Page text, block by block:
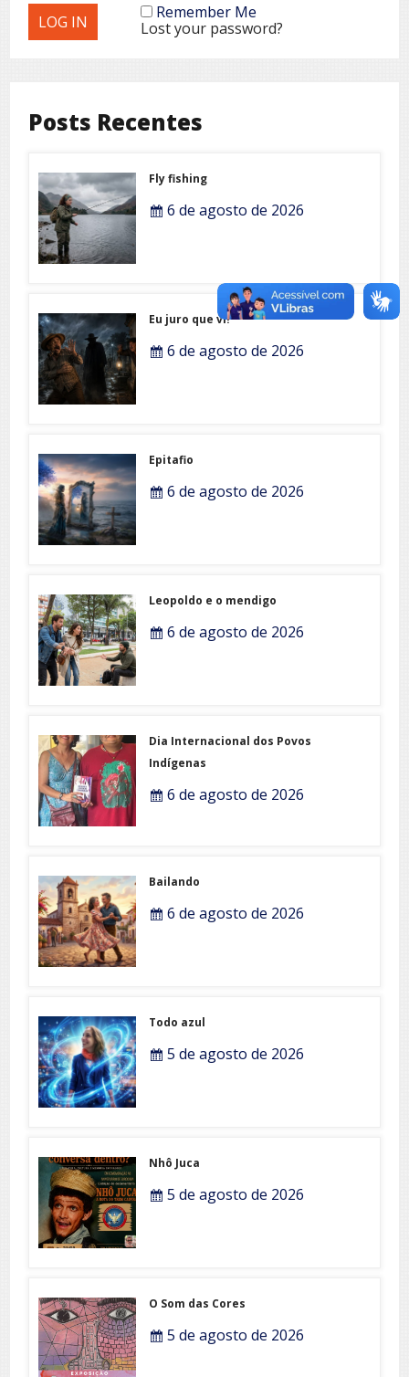
Remember Me
Lost your password?
Posts Recentes
Fly fishing
6 de agosto de 2026
Eu juro que vi!
6 de agosto de 2026
Epitafio
6 de agosto de 2026
Leopoldo e o mendigo
6 de agosto de 2026
Dia Internacional dos Povos
Indígenas
6 de agosto de 2026
Bailando
6 de agosto de 2026
Todo azul
5 de agosto de 2026
Nhô Juca
5 de agosto de 2026
O Som das Cores
5 de agosto de 2026